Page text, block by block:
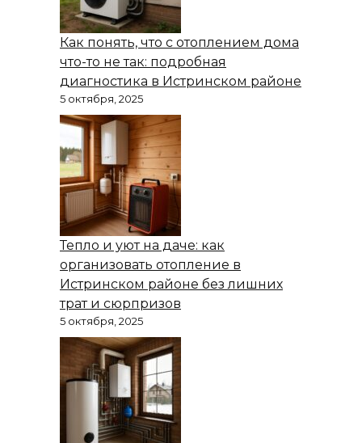
Как понять, что с отоплением дома
что-то не так: подробная
диагностика в Истринском районе
5 октября, 2025
Тепло и уют на даче: как
организовать отопление в
Истринском районе без лишних
трат и сюрпризов
5 октября, 2025